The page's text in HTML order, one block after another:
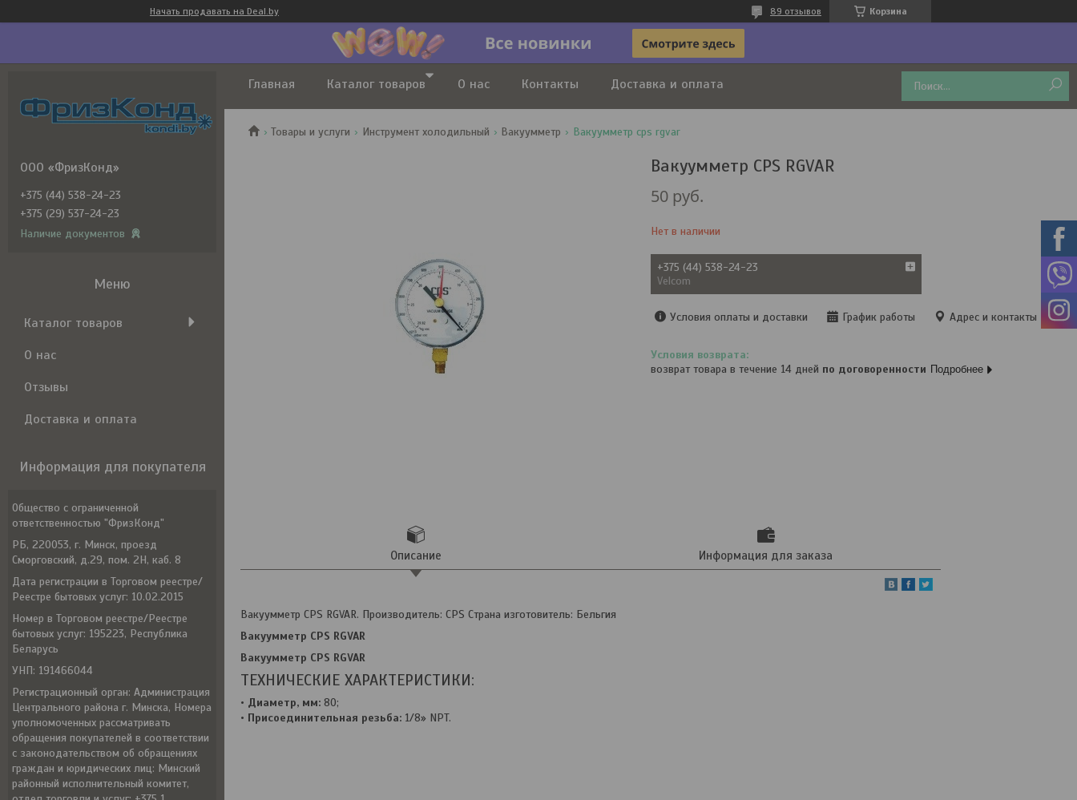
Начать продавать на Deal.by Корзина
89 отзывов
Главная Каталог товаров О нас Контакты Доставка и оплата
Товары и услуги Инструмент холодильный Вакуумметр Вакуумметр cps rgvar
Вакуумметр CPS RGVAR
50 руб.
Нет в наличии
+375 (44) 538-24-23
Velcom
Условия оплаты и доставки График работы Адрес и контакты
возврат товара в течение 14 дней по договоренности Подробнее
Описание Информация для заказа
Вакуумметр CPS RGVAR. Производитель: CPS Страна изготовитель: Бельгия
Вакуумметр CPS RGVAR
Вакуумметр CPS RGVAR
ТЕХНИЧЕСКИЕ ХАРАКТЕРИСТИКИ:
• Диаметр, мм: 80;
• Присоединительная резьба: 1/8» NPT.
ООО «ФризКонд»
+375 (44) 538-24-23
+375 (29) 537-24-23
Наличие документов
Каталог товаров
О нас
Отзывы
Доставка и оплата
Информация для покупателя
Общество с ограниченной
ответственностью "ФризКонд"
РБ, 220053, г. Минск, проезд
Сморговский, д.29, пом. 2Н, каб. 8
Дата регистрации в Торговом реестре/
Реестре бытовых услуг: 10.02.2015
Номер в Торговом реестре/Реестре
бытовых услуг: 195223, Республика
Беларусь
УНП: 191466044
Регистрационный орган: Администрация
Центрального района г. Минска, Номера
уполномоченных рассматривать
обращения покупателей в соответствии
с законодательством об обращениях
граждан и юридических лиц: Минский
районный исполнительный комитет,